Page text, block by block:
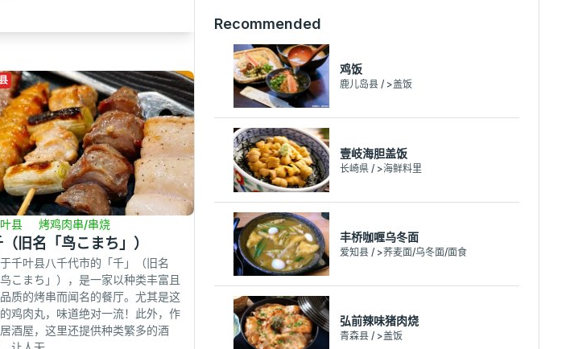
县 烤鸡肉串/串烧
（旧名「鸟こまち」）
千叶县八千代市的「千」（旧名
鸟こまち」），是一家以种类丰富且
质的烤串而闻名的餐厅。尤其是这
鸡肉丸，味道绝对一流！此外，作
酒屋，这里还提供种类繁多的酒
Recommended
鸡饭
鹿儿岛县 / >盖饭
壹岐海胆盖饭
长崎県 / >海鲜料里
丰桥咖喱乌冬面
爱知县 / >荞麦面/乌冬面/面食
弘前辣味猪肉烧
青森县 / >盖饭